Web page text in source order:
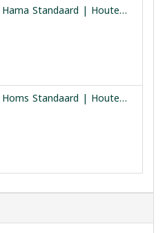
Houten Hama Standaard | Houten Hama Bezienswaardigheden
Houten Homs Standaard | Houten Homs Bezienswaardigheden